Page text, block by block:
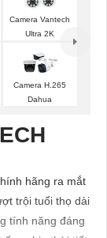
Camera Vantech
Ultra 2K
Camera H.265
Dahua
hãng ra mắt
trội tuổi thọ dài
tính năng đáng